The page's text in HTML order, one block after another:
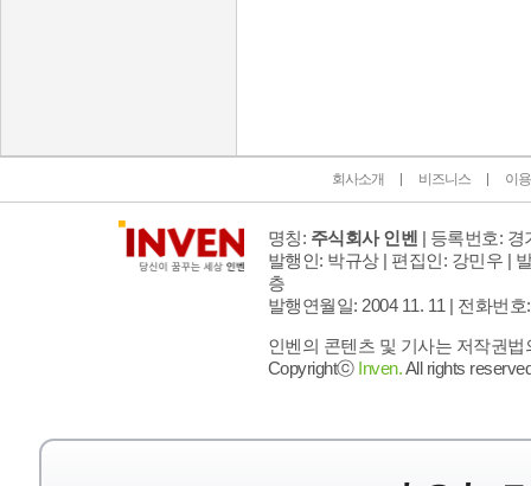
회사소개 비즈니스 이
명칭: 주식회사 인벤 | 등록번호: 경
발행인: 박규상 | 편집인: 강민우 |
층
발행연월일: 2004 11. 11 | 전화번호
인벤의 콘텐츠 및 기사는 저작권
Copyrightⓒ Inven.All rights